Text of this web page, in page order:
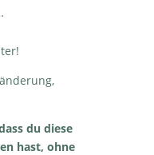
du diese
hast, ohne